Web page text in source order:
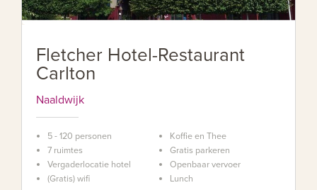
Fletcher Hotel-Restaurant
Carlton
Naaldwijk
5 - 120 personen
7 ruimtes
Vergaderlocatie hotel
(Gratis) wifi
Koffie en Thee
Gratis parkeren
Openbaar vervoer
Lunch